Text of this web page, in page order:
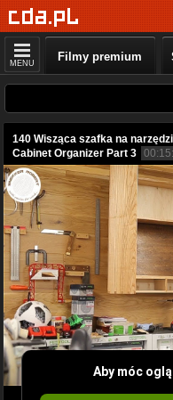
MENU Filmy premium
140 Wisząca szafka na
Cabinet Organizer Part 3
Aby móc